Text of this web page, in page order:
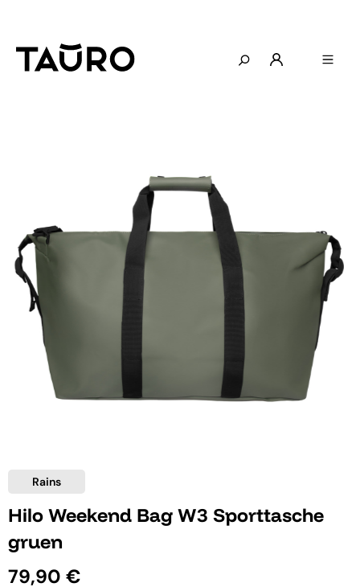
Rains
Hilo Weekend Bag W3 Sporttasche
gruen
79,90 €